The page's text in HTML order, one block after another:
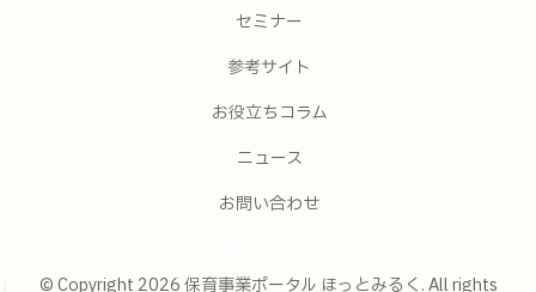
セミナー
参考サイト
お役立ちコラム
ニュース
お問い合わせ
© Copyright 2026 保育事業ポータル ほっとみるく. All rights